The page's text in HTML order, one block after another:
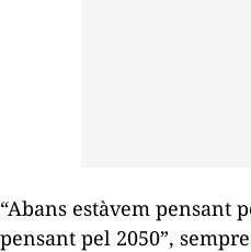
“Abans estàvem pensant
pensant pel 2050”,